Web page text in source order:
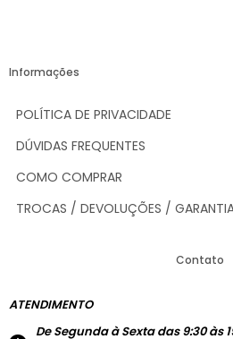
Informações
POLÍTICA DE PRIVACIDADE
DÚVIDAS FREQUENTES
COMO COMPRAR
TROCAS / DEVOLUÇÕES /
Contato
ATENDIMENTO
De Segunda à Sexta das 9:30 às